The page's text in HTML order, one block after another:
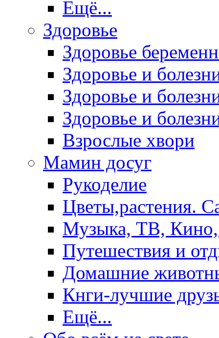
Ещё...
Здоровье
Здоровье
Здоровье и
Здоровье и
Здоровье и
Взрослые хвори
Мамин досуг
Рукоделие
Цветы,растения.
Музыка, ТВ,
Путешествия и
Домашние
Кнги-лучшие
Ещё...